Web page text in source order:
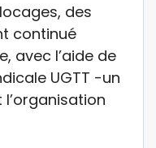
des
continué
avec l’aide de
UGTT -un